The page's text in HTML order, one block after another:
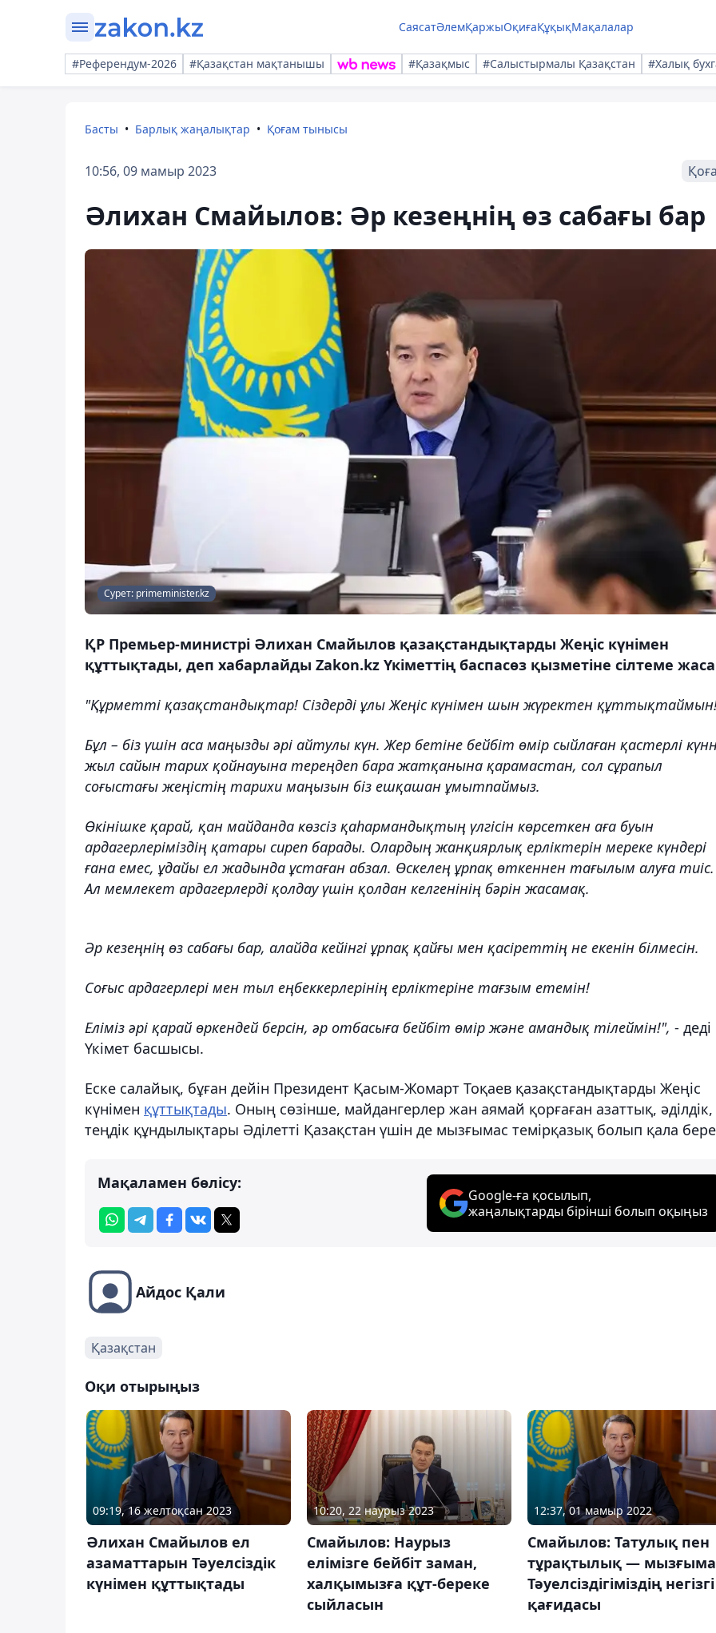
СаясатӘлемҚаржыОқиғаҚұқықМақалалар
#Референдум-2026 #Қазақстан мақтанышы #Қазақмыс #Салыстырмалы Қазақстан #Халық
Басты Барлық жаңалықтар Қоғам тынысы
10:56, 09 мамыр 2023
Әлихан Смайылов: Әр кезеңнің өз сабағы бар
Сурет: primeminister.kz
ҚР Премьер-министрі Әлихан Смайылов қазақстандықтарды Жеңіс күнімен
құттықтады, деп хабарлайды Zakon.kz Үкіметтің баспасөз қызметіне сілтеме
"Құрметті қазақстандықтар! Сіздерді ұлы Жеңіс күнімен шын жүректен
Бұл – біз үшін аса маңызды әрі айтулы күн. Жер бетіне бейбіт өмір сыйлаған қастерлі
жыл сайын тарих қойнауына тереңдеп бара жатқанына қарамастан, сол сұрапыл
соғыстағы жеңістің тарихи маңызын біз ешқашан ұмытпаймыз.
Өкінішке қарай, қан майданда көзсіз қаһармандықтың үлгісін көрсеткен аға буын
ардагерлеріміздің қатары сиреп барады. Олардың жанқиярлық ерліктерін мереке күндері
ғана емес, ұдайы ел жадында ұстаған абзал. Өскелең ұрпақ өткеннен тағылым алуға тиіс.
Ал мемлекет ардагерлерді қолдау үшін қолдан келгенінің бәрін жасамақ.
Әр кезеңнің өз сабағы бар, алайда кейінгі ұрпақ қайғы мен қасіреттің не екенін білмесін.
Соғыс ардагерлері мен тыл еңбеккерлерінің ерліктеріне тағзым етемін!
Еліміз әрі қарай өркендей берсін, әр отбасыға бейбіт өмір және амандық тілеймін!", - деді
Үкімет басшысы.
Еске салайық, бұған дейін Президент Қасым-Жомарт Тоқаев қазақстандықтарды Жеңіс
күнімен құттықтады. Оның сөзінше, майдангерлер жан аямай қорғаған азаттық, әділдік,
теңдік құндылықтары Әділетті Қазақстан үшін де мызғымас темірқазық болып қала
Мақаламен бөлісу:
Google-ға қосылып,
жаңалықтарды бірінші болып оқыңыз
Айдос Қали
Қазақстан
Оқи отырыңыз
09:19, 16 желтоқсан 2023
Әлихан Смайылов ел
азаматтарын Тәуелсіздік
күнімен құттықтады
10:20, 22 наурыз 2023
Смайылов: Наурыз
елімізге бейбіт заман,
халқымызға құт-береке
сыйласын
12:37, 01 мамыр 2022
Смайылов: Татулық пен
тұрақтылық —
Тәуелсіздігіміздің негізгі
қағидасы